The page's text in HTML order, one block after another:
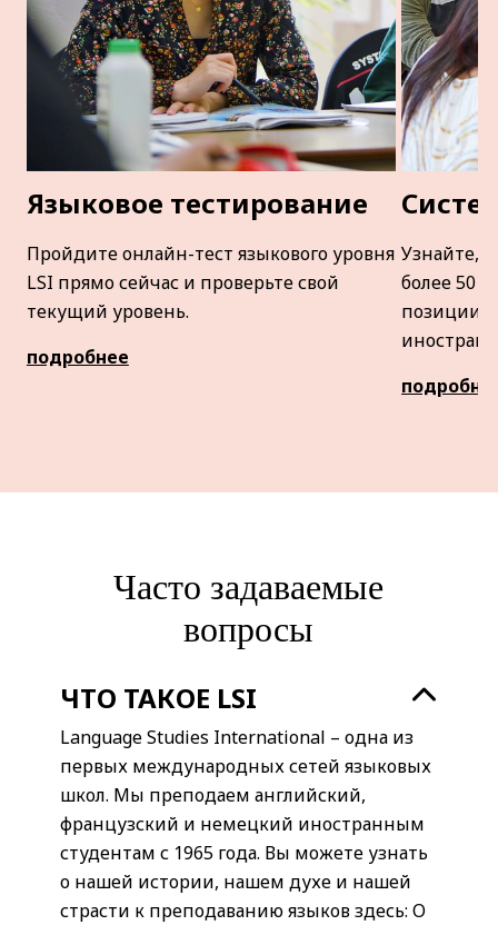
Языковое тестирование
Пройдите онлайн-тест языкового уровня
LSI прямо сейчас и проверьте свой
текущий уровень.
подробнее
Узнайте,
более 50
позиции
Часто задаваемые
вопросы
ЧТО ТАКОЕ LSI
Language Studies International – одна из
первых международных сетей языковых
школ. Мы преподаем английский,
французский и немецкий иностранным
студентам с 1965 года. Вы можете узнать
о нашей истории, нашем духе и нашей
страсти к преподаванию языков здесь: О